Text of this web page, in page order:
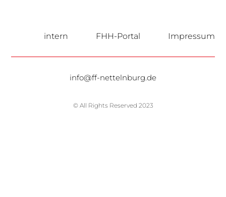
intern FHH-Portal Impressum
info@ff-nettelnburg.de
© All Rights Reserved 2023